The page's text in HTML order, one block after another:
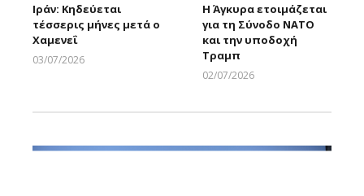
Ιράν: Κηδεύεται
τέσσερις μήνες μετά ο
Χαμενεΐ
03/07/2026
Η Άγκυρα ετοιμάζεται
για τη Σύνοδο ΝΑΤΟ
και την υποδοχή
Τραμπ
02/07/2026